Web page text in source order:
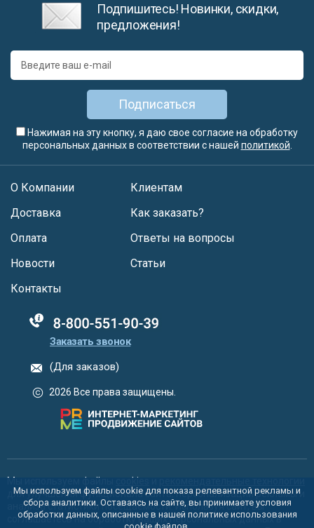
Подпишитесь! Новинки, скидки,
предложения!
Подписаться
Нажимая на эту кнопку, я даю свое согласие на обработку
персональных данных в соответствии с нашей политикой
О Компании
Доставка
Оплата
Новости
Клиентам
Как заказать?
Ответы на вопросы
Статьи
Контакты
88005555550
Заказать звонок
(Для заказов)
2026 Все права защищены.
Мы используем файлы cookies
для улучшения функционала сайта, персонализации рекламы и
анализа статистики посещаемости. Используя сайт, вы
соглашаетесь на обработку ваших персональных данных в
Мы используем файлы cookie для показа релевантной рекламы и
сбора аналитики. Оставаясь на сайте, вы принимаете условия
обработки данных, описанные в нашей политике использования